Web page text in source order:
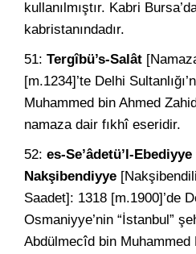
kullanılmıştır. Kabri
kabristanındadır.
51: Tergîbü’s-Salât
[m.1234]’te Delhi
Muhammed bin Ahmed
namaza dair fıkhî eseridir.
52: es-Se’âdetü’l-
Nakşibendiyye
Saadet]: 1318 [m.1900]’de
Osmaniyye’nin “İstanbul”
Abdülmecîd bin Muhammed